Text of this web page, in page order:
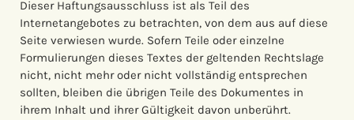
Dieser Haftungsausschluss ist als Teil des
Internetangebotes zu betrachten, von dem aus auf diese
Seite verwiesen wurde. Sofern Teile oder einzelne
Formulierungen dieses Textes der geltenden Rechtslage
nicht, nicht mehr oder nicht vollständig entsprechen
sollten, bleiben die übrigen Teile des Dokumentes in
ihrem Inhalt und ihrer Gültigkeit davon unberührt.